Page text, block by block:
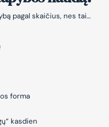
pagal skaičius, nes tai…
forma
kasdien